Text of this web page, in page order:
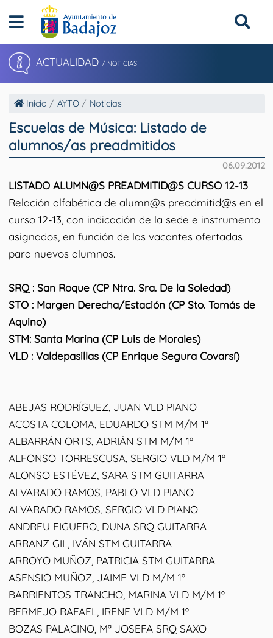
ACTUALIDAD / NOTICIAS
Inicio AYTO Noticias
Escuelas de Música: Listado de
alumnos/as preadmitidos
06.09.2012
LISTADO ALUMN@S PREADMITID@S CURSO 12-13
Relación alfabética de alumn@s preadmitid@s en el
curso 12-13, con indicación de la sede e instrumento
asignados, en función de las vacantes ofertadas
para nuevos alumnos.
SRQ : San Roque (CP Ntra. Sra. De la Soledad)
STO : Margen Derecha/Estación (CP Sto. Tomás de
Aquino)
STM: Santa Marina (CP Luis de Morales)
VLD : Valdepasillas (CP Enrique Segura Covarsí)
ABEJAS RODRÍGUEZ, JUAN VLD PIANO
ACOSTA COLOMA, EDUARDO STM M/M 1º
ALBARRÁN ORTS, ADRIÁN STM M/M 1º
ALFONSO TORRESCUSA, SERGIO VLD M/M 1º
ALONSO ESTÉVEZ, SARA STM GUITARRA
ALVARADO RAMOS, PABLO VLD PIANO
ALVARADO RAMOS, SERGIO VLD PIANO
ANDREU FIGUERO, DUNA SRQ GUITARRA
ARRANZ GIL, IVÁN STM GUITARRA
ARROYO MUÑOZ, PATRICIA STM GUITARRA
ASENSIO MUÑOZ, JAIME VLD M/M 1º
BARRIENTOS TRANCHO, MARINA VLD M/M 1º
BERMEJO RAFAEL, IRENE VLD M/M 1º
BOZAS PALACINO, Mª JOSEFA SRQ SAXO